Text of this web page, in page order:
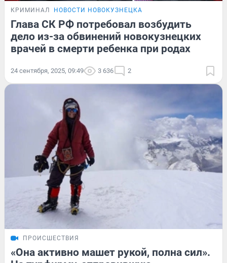
КРИМИНАЛ НОВОСТИ НОВОКУЗНЕЦКА
Глава СК РФ потребовал возбудить
дело из-за обвинений новокузнецких
врачей в смерти ребенка при родах
24 сентября, 2025, 09:49 3 636 2
ПРОИСШЕСТВИЯ
«Она активно машет рукой, полна сил».